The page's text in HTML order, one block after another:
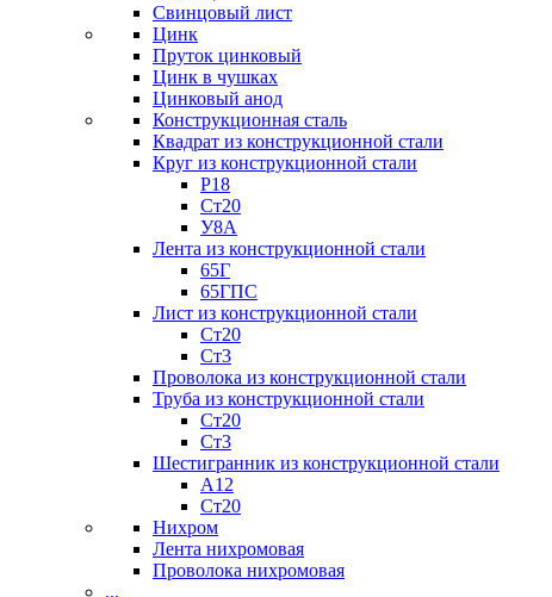
Свинцовый лист
Цинк
Пруток цинковый
Цинк в чушках
Цинковый анод
Конструкционная сталь
Квадрат из конструкционной стали
Круг из конструкционной стали
Р18
Ст20
У8А
Лента из конструкционной стали
65Г
65ГПС
Лист из конструкционной стали
Ст20
Ст3
Проволока из конструкционной стали
Труба из конструкционной стали
Ст20
Ст3
Шестигранник из конструкционной стали
А12
Ст20
Нихром
Лента нихромовая
Проволока нихромовая
...